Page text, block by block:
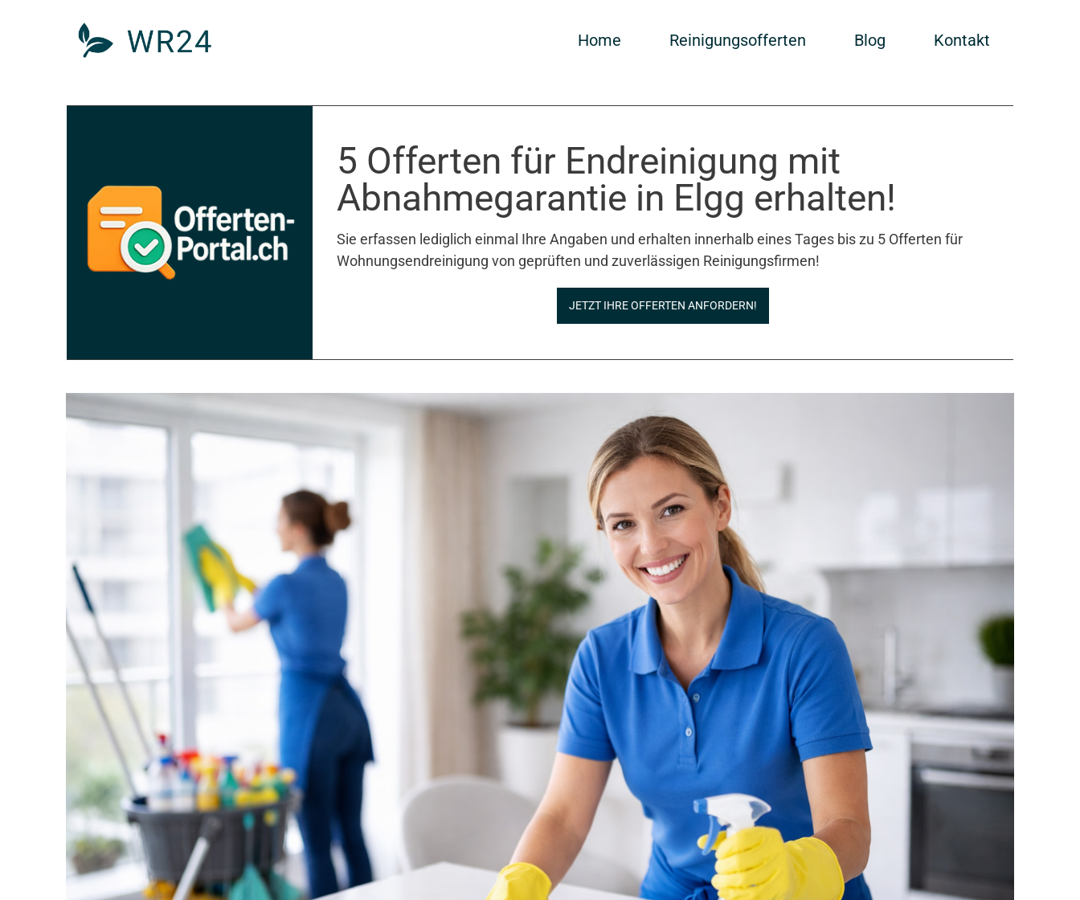
Home Reinigungsofferten Blog Kontakt
5 Offerten für Endreinigung mit
Abnahmegarantie in Elgg erhalten!
Sie erfassen lediglich einmal Ihre Angaben und erhalten innerhalb eines Tages bis zu 5 Offerten für
Wohnungsendreinigung von geprüften und zuverlässigen Reinigungsfirmen!
JETZT IHRE OFFERTEN ANFORDERN!